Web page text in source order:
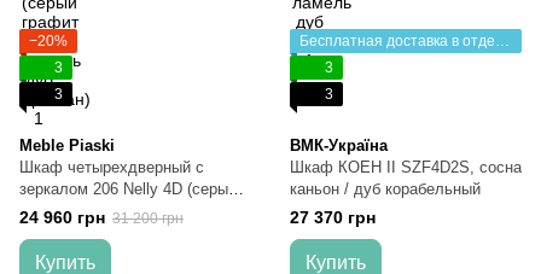
−20%
3
3
Meble Piaski
Шкаф четырехдверный c
зеркалом 206 Nelly 4D (серый /
ламель дуб артизан)
24 960 грн 31 200 грн
Купить
Бесплатная доставка в отделение НП
3
3
ВМК-Україна
Шкаф КОЕН II SZF4D2S, сосна
каньон / дуб корабельный
27 370 грн
Купить